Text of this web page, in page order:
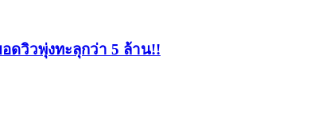
ดวิวพุ่งทะลุกว่า 5 ล้าน!!